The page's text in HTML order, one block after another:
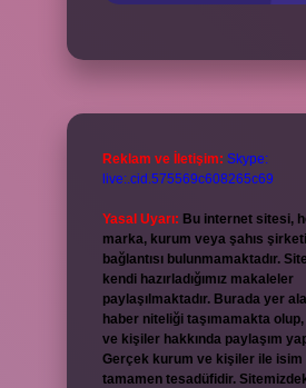
Reklam ve İletişim: Skype:
live:.cid.575569c608265c69
Yasal Uyarı: Bu internet sitesi,
marka, kurum veya şahıs
bağlantısı bulunmamaktadır.
kendi hazırladığımız makaleler
paylaşılmaktadır. Burada yer
haber niteliği taşımamakta
ve kişiler hakkında paylaşım
Gerçek kurum ve kişiler ile
tamamen tesadüfidir.